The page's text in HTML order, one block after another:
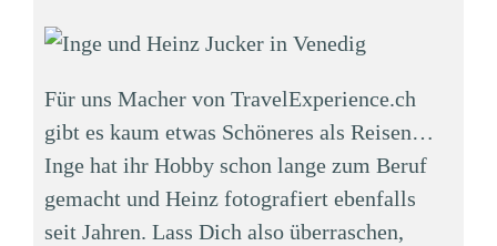
Für uns Macher von TravelExperience.ch
gibt es kaum etwas Schöneres als Reisen…
Inge hat ihr Hobby schon lange zum Beruf
gemacht und Heinz fotografiert ebenfalls
seit Jahren. Lass Dich also überraschen,